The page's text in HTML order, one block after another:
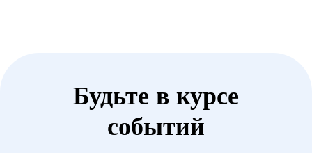
Будьте в курсе
событий